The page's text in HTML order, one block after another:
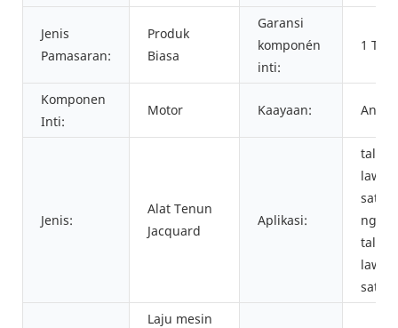
Jenis
Pamasaran:
Produk
Biasa
Garansi
komponén
inti:
1
Komponen
Inti:
Motor Kaayaan:
Jenis:
Alat Tenun
Jacquard
Aplikasi:
tali/
tali/
Laju mesin